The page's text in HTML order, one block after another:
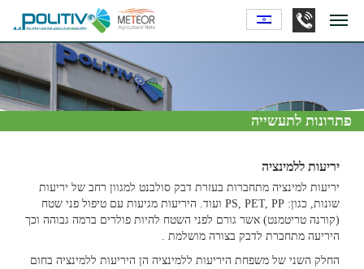
פתרונות לתעשייה
יריעות ללמינציה
יריעות למינציה מתחברות בעזרת דבק סולבנט למגוון רחב של יריעות
שונות, כגון: PS, PET, PP ועוד. היריעות מגיעות עם טיפול פני שטח
(קורנה טריטמנט) אשר גורם לפני השטח להיות פולרים ברמה גבוהה וכך
היריעה מתחברת לדבק בצורה מושלמת .
החלק השני של משפחת היריעות ללמינציה הן היריעות ללמינציה בחום